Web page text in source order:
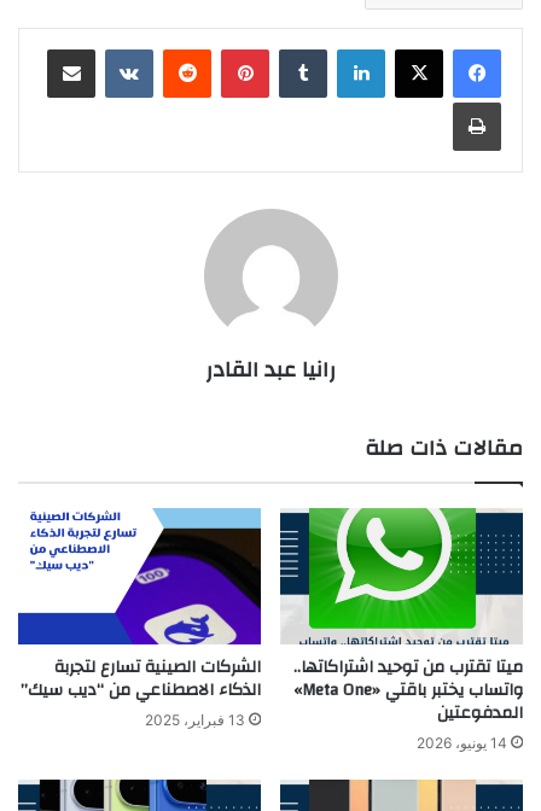
لينكدإن بينتيريست مشاركة عبر البريد
طباعة
رانيا عبد القادر
مقالات ذات صلة
ميتا تقترب من توحيد اشتراكاتها..
واتساب يختبر باقتي «Meta One»
المدفوعتين
14 يونيو، 2026
الشركات الصينية تسارع لتجربة
الذكاء الاصطناعي من “ديب سيك”
13 فبراير، 2025